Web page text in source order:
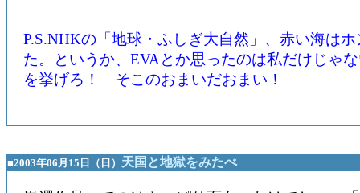
P.S.NHKの「地球・ふしぎ大自然」、赤い海は
た。というか、EVAとか思ったのは私だけじゃ
を挙げろ！ そこのおまいだおまい！
■2003年06月15日（日） 天国と地獄をみたべ